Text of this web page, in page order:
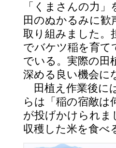
「くまさんの力
田のぬかるみに歓
取り組みました。
でバケツ稲を育て
でいる。実際の田
深める良い機会に
田植え作業後に
らは「稲の宿敵は
が投げかけられま
収穫した米を食べ